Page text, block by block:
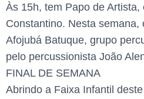
Às 15h, tem Papo de Artista,
Constantino. Nesta semana,
Afojubá Batuque, grupo
pelo percussionista João
FINAL DE SEMANA
Abrindo a Faixa Infantil